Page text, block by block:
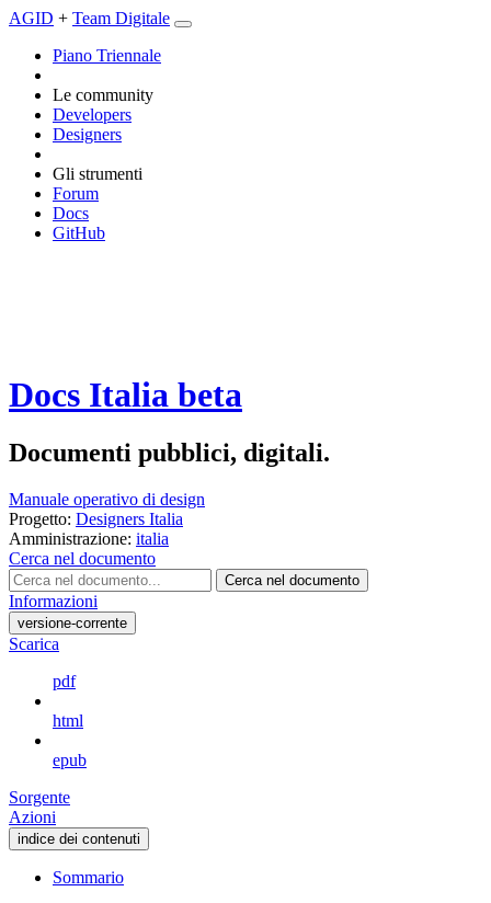
AGID + Team Digitale
Piano Triennale
Le community
Developers
Designers
Gli strumenti
Forum
Docs
GitHub
Docs Italia beta
Documenti pubblici, digitali.
Manuale operativo di design
Progetto: Designers Italia
Amministrazione: italia
Cerca nel documento
Cerca nel documento
Informazioni
versione-corrente
Scarica
pdf
html
epub
Sorgente
Azioni
indice dei contenuti
Sommario